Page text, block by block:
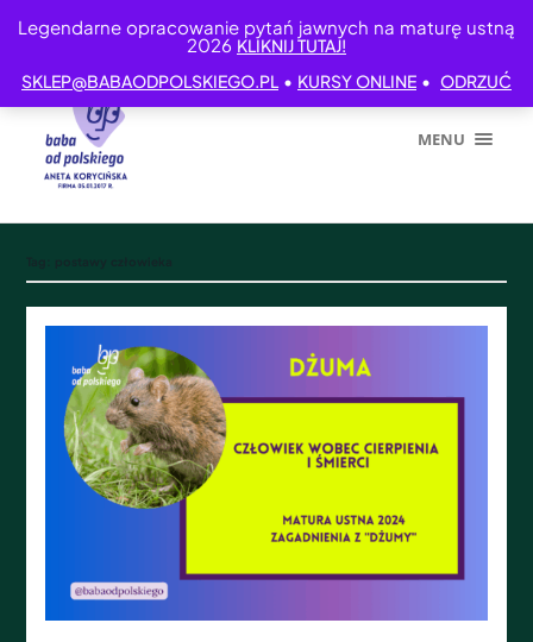
Legendarne opracowanie pytań jawnych na maturę ustną
2026 KLIKNIJ TUTAJ!
SKLEP@BABAODPOLSKIEGO.PL • KURSY ONLINE • ODRZUĆ
MENU